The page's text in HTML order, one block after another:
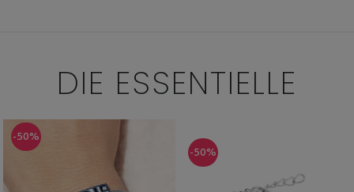
DIE ESSENTIELLE
-50%
-50%